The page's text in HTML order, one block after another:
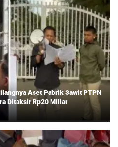
Aset Pabrik Sawit PTPN
Ditaksir Rp20 Miliar